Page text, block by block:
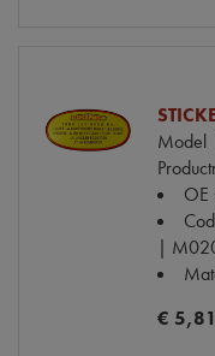
Model
OE
|
€ 5,81